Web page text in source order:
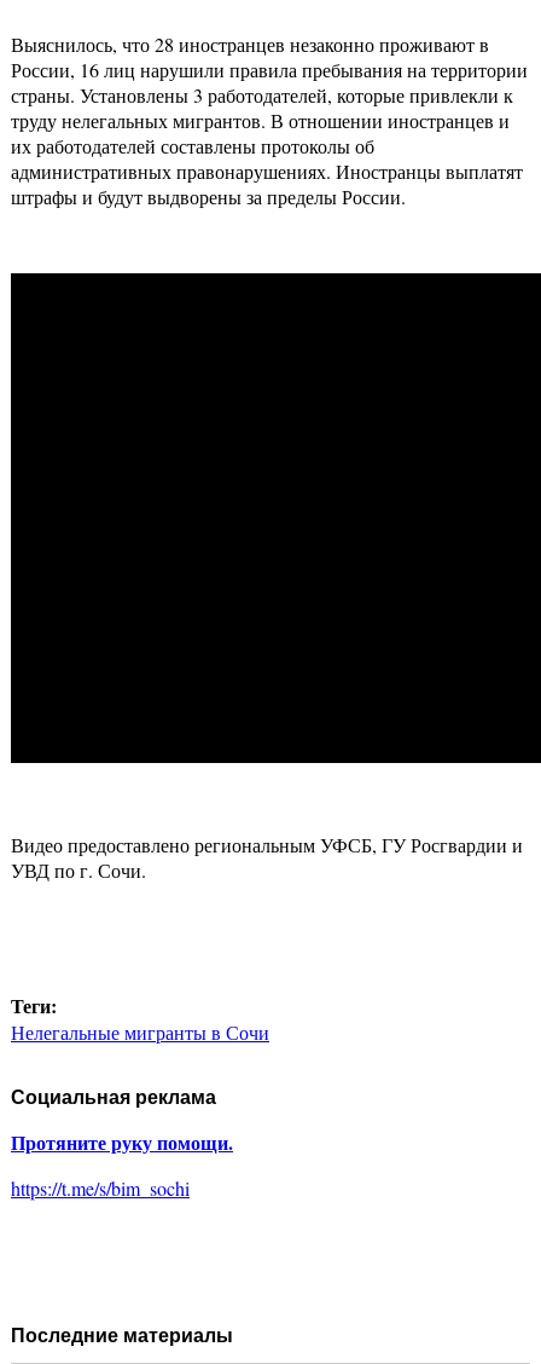
Выяснилось, что 28 иностранцев незаконно проживают в
России, 16 лиц нарушили правила пребывания на территории
страны. Установлены 3 работодателей, которые привлекли к
труду нелегальных мигрантов. В отношении иностранцев и
их работодателей составлены протоколы об
административных правонарушениях. Иностранцы выплатят
штрафы и будут выдворены за пределы России.
Видео предоставлено региональным УФСБ, ГУ Росгвардии и
УВД по г. Сочи.
Теги:
Нелегальные мигранты в Сочи
Социальная реклама
Протяните руку помощи.
https://t.me/s/bim_sochi
Последние материалы